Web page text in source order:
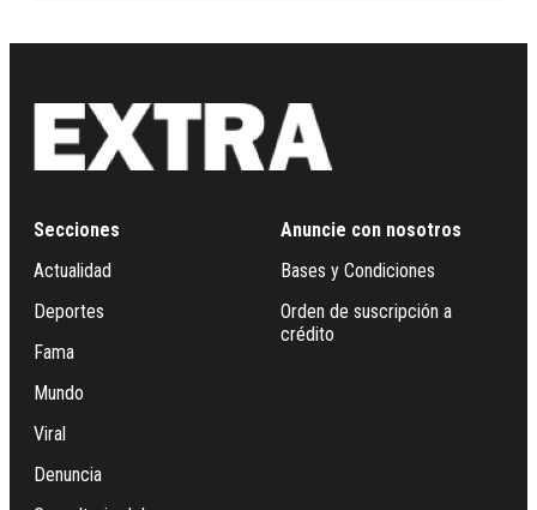
Secciones
Actualidad
Deportes
Fama
Mundo
Viral
Denuncia
Anuncie con nosotros
Bases y Condiciones
Orden de suscripción a
crédito